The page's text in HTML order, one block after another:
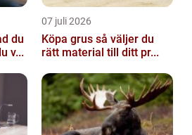
v...
07 juli 2026
Köpa grus så väljer du
rätt material till ditt pr...